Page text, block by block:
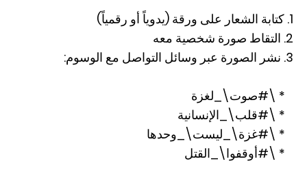
1. كتابة الشعار على ورقة (يدوياً أو رقمياً)
2. التقاط صورة شخصية معه
3. نشر الصورة عبر وسائل التواصل مع الوسوم:
* \#صوت\_لغزة
* \#قلب\_الإنسانية
* \#غزة\_ليست\_وحدها
* \#أوقفوا\_القتل